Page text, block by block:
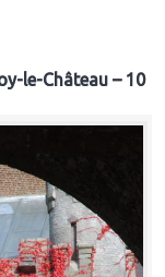
le-Château – 10